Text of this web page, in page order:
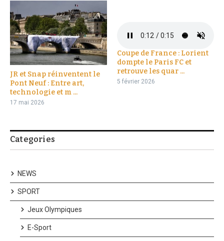
JR et Snap réinventent le
Pont Neuf : Entre art,
technologie et m ...
17 mai 2026
Coupe de France : Lorient
dompte le Paris FC et
retrouve les quar ...
5 février 2026
Categories
NEWS
SPORT
Jeux Olympiques
E-Sport